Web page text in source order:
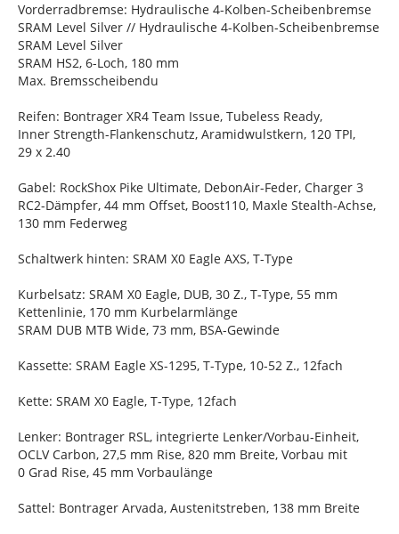
Vorderradbremse: Hydraulische 4-Kolben-Scheibenbremse
SRAM Level Silver // Hydraulische 4-Kolben-Scheibenbremse
SRAM Level Silver
SRAM HS2, 6-Loch, 180 mm
Max. Bremsscheibendu
Reifen: Bontrager XR4 Team Issue, Tubeless Ready,
Inner Strength-Flankenschutz, Aramidwulstkern, 120 TPI,
29 x 2.40
Gabel: RockShox Pike Ultimate, DebonAir-Feder, Charger 3
RC2-Dämpfer, 44 mm Offset, Boost110, Maxle Stealth-Achse,
130 mm Federweg
Schaltwerk hinten: SRAM X0 Eagle AXS, T-Type
Kurbelsatz: SRAM X0 Eagle, DUB, 30 Z., T-Type, 55 mm
Kettenlinie, 170 mm Kurbelarmlänge
SRAM DUB MTB Wide, 73 mm, BSA-Gewinde
Kassette: SRAM Eagle XS-1295, T-Type, 10-52 Z., 12fach
Kette: SRAM X0 Eagle, T-Type, 12fach
Lenker: Bontrager RSL, integrierte Lenker/Vorbau-Einheit,
OCLV Carbon, 27,5 mm Rise, 820 mm Breite, Vorbau mit
0 Grad Rise, 45 mm Vorbaulänge
Sattel: Bontrager Arvada, Austenitstreben, 138 mm Breite